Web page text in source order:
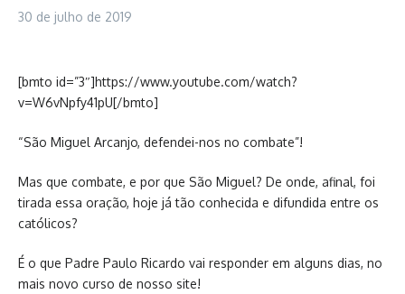
30 de julho de 2019
[bmto id=”3″]https://www.youtube.com/watch?
v=W6vNpfy41pU[/bmto]
“São Miguel Arcanjo, defendei-nos no combate”!
Mas que combate, e por que São Miguel? De onde, afinal, foi
tirada essa oração, hoje já tão conhecida e difundida entre os
católicos?
É o que Padre Paulo Ricardo vai responder em alguns dias, no
mais novo curso de nosso site!